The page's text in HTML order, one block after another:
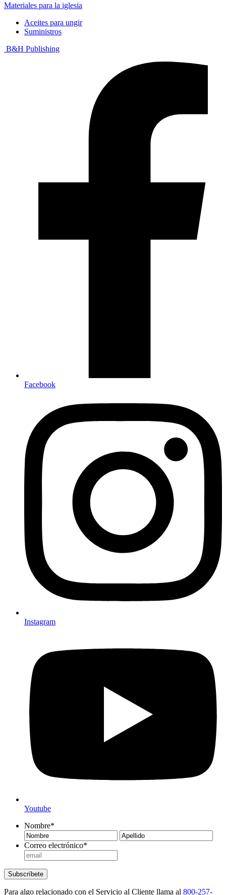
Materiales para la iglesia
Aceites para ungir
Suministros
B&H Publishing
Facebook
Instagram
Youtube
Nombre*
Nombre
Correo electrónico*
Subscríbete
Para algo relacionado con el Servicio al Cliente llama al 800-257-